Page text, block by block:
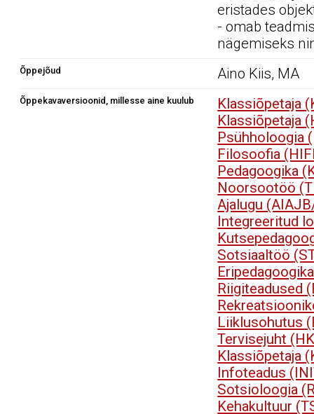
eristades
- omab
nägemiseks
Õppejõud Aino Kiis, MA
Õppekavaversioonid, millesse aine kuulub
Klassiõpetaja
Klassiõpetaja
Psühholoogia
Filosoofia
Pedagoogika
Noorsootöö
Ajalugu
Integreeritud
Sotsiaaltöö
Riigiteadused
Liiklusohutus
Tervisejuht
Klassiõpetaja
Infoteadus
Sotsioloogia
Kehakultuur